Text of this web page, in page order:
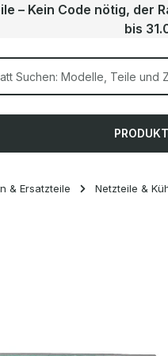
– Kein Code nötig,
bis
& Ersatzteile Netzteile &